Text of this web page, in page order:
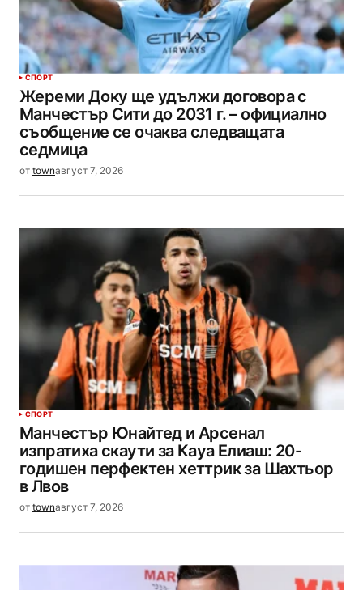
СПОРТ
Жереми Доку ще удължи договора с
Манчестър Сити до 2031 г. – официално
съобщение се очаква следващата
седмица
от townавгуст 7, 2026
СПОРТ
Манчестър Юнайтед и Арсенал
изпратиха скаути за Кауа Елиаш: 20-
годишен перфектен хеттрик за Шахтьор
в Лвов
от townавгуст 7, 2026